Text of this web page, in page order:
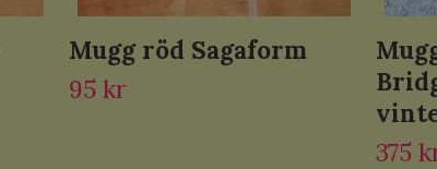
Mugg röd Sagaform
95 kr
375